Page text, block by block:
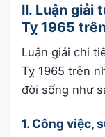
II. Luận giải
Tỵ 1965
Luận giải chi
Tỵ 1965 trên
đời sống như
1. Công việc,